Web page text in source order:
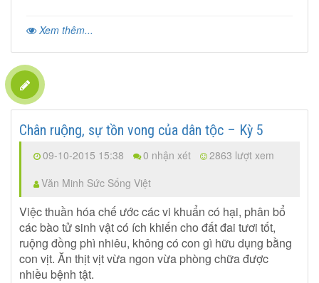
Xem thêm...
Chân ruộng, sự tồn vong của dân tộc – Kỳ 5
09-10-2015 15:38 0 nhận xét
2863 lượt xem
Văn Minh Sức Sống Việt
Việc thuần hóa chế ước các vi khuẩn có hại, phân bổ
các bào tử sinh vật có ích khiến cho đất đai tươi tốt,
ruộng đồng phì nhiêu, không có con gì hữu dụng bằng
con vịt. Ăn thịt vịt vừa ngon vừa phòng chữa được
nhiều bệnh tật.